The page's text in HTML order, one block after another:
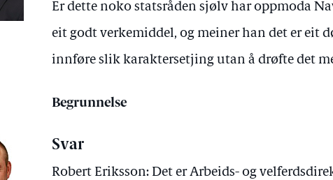
Er dette noko statsråden sjølv har oppmoda
eit godt verkemiddel, og meiner han det er eit
innføre slik karaktersetjing utan å drøfte det
Begrunnelse
Svar
Robert Eriksson: Det er Arbeids- og